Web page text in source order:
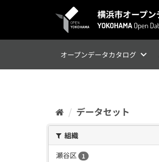
オープンデータカタログ
データセット
組織
瀬谷区
1